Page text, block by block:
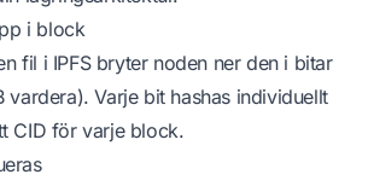
i block
fil i IPFS bryter noden ner den i bitar
vardera). Varje bit hashas individuellt
CID för varje block.